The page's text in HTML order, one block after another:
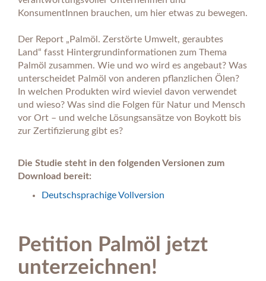
KonsumentInnen brauchen, um hier etwas zu bewegen.
Der Report „Palmöl. Zerstörte Umwelt, geraubtes
Land“ fasst Hintergrundinformationen zum Thema
Palmöl zusammen. Wie und wo wird es angebaut? Was
unterscheidet Palmöl von anderen pflanzlichen Ölen?
In welchen Produkten wird wieviel davon verwendet
und wieso? Was sind die Folgen für Natur und Mensch
vor Ort – und welche Lösungsansätze von Boykott bis
zur Zertifizierung gibt es?
Die Studie steht in den folgenden Versionen zum
Download bereit:
Deutschsprachige Vollversion
Petition Palmöl jetzt
unterzeichnen!